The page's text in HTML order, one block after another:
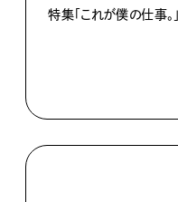
特集「これが僕の仕事。」